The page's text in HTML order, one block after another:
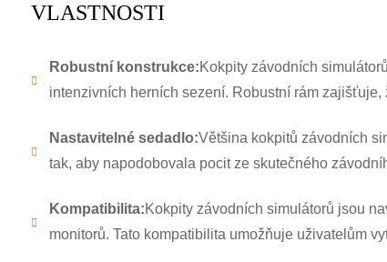
VLASTNOSTI
Robustní konstrukce:Kokpity závodních
intenzivních herních sezení. Robustní rám
Nastavitelné sedadlo:Většina kokpitů závodních
tak, aby napodobovala pocit ze skutečného
Kompatibilita:Kokpity závodních simulátorů jsou
monitorů. Tato kompatibilita umožňuje uživatelům